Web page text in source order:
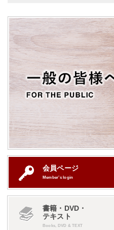
会員ページ
Member’s login
書籍・DVD・
テキスト
Books, DVD & TEXT